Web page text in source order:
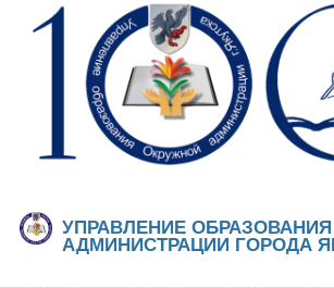
Перейти к основному содержанию
Skip to search
УПРАВЛЕНИЕ
АДМИНИСТРАЦИИ ГОРОДА